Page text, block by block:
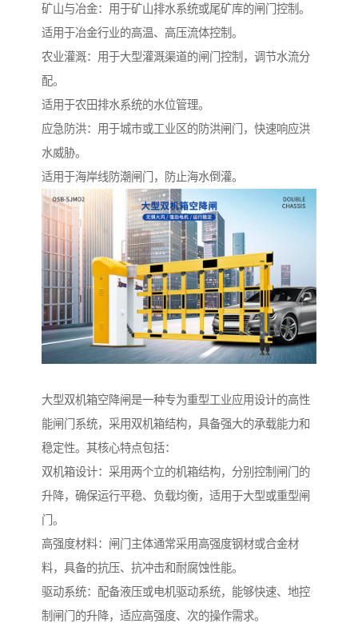
矿山与冶金：用于矿山排水系统或尾矿库的闸门控制。
适用于冶金行业的高温、高压流体控制。
农业灌溉：用于大型灌溉渠道的闸门控制，调节水流分
配。
适用于农田排水系统的水位管理。
应急防洪：用于城市或工业区的防洪闸门，快速响应洪
水威胁。
适用于海岸线防潮闸门，防止海水倒灌。
大型双机箱空降闸是一种专为重型工业应用设计的高性
能闸门系统，采用双机箱结构，具备强大的承载能力和
稳定性。其核心特点包括：
双机箱设计：采用两个立的机箱结构，分别控制闸门的
升降，确保运行平稳、负载均衡，适用于大型或重型闸
门。
高强度材料：闸门主体通常采用高强度钢材或合金材
料，具备的抗压、抗冲击和耐腐蚀性能。
驱动系统：配备液压或电机驱动系统，能够快速、地控
制闸门的升降，适应高强度、次的操作需求。